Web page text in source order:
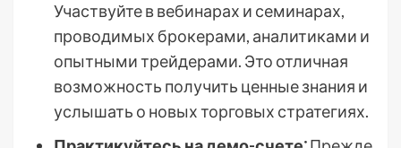
Участвуйте в вебинарах и семинарах,
проводимых брокерами, аналитиками и
опытными трейдерами. Это отличная
возможность получить ценные знания и
услышать о новых торговых стратегиях.